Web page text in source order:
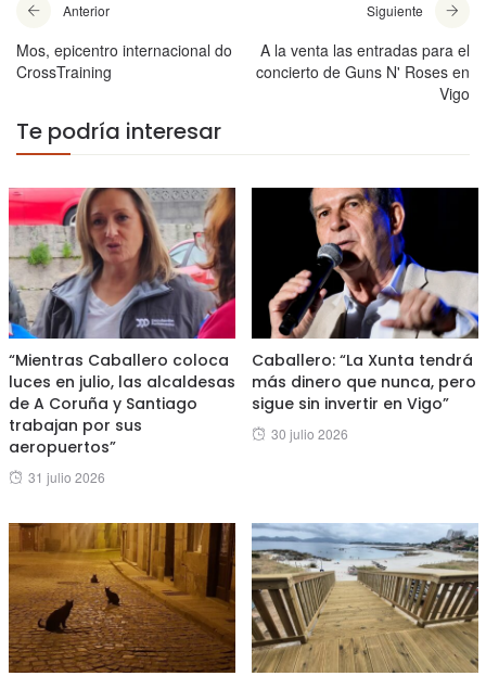
Anterior
Mos, epicentro internacional do
CrossTraining
Siguiente
A la venta las entradas para el
concierto de Guns N' Roses en
Vigo
Te podría interesar
“Mientras Caballero coloca
luces en julio, las alcaldesas
de A Coruña y Santiago
trabajan por sus
aeropuertos”
Posted
31 julio 2026
Caballero: “La Xunta tendrá
más dinero que nunca, pero
sigue sin invertir en Vigo”
Posted
30 julio 2026